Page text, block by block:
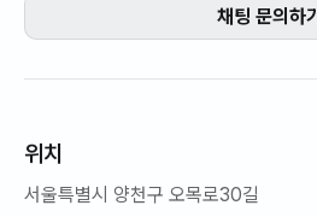
채팅 문의하기
위치
서울특별시 양천구 오목로30길